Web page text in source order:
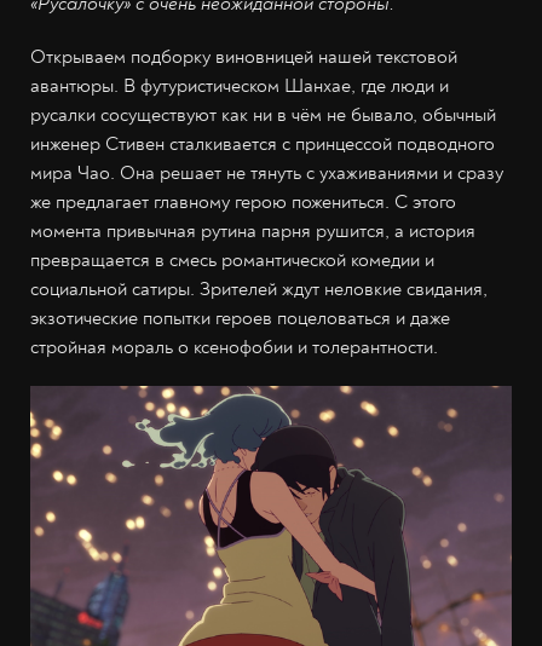
Открываем подборку виновницей нашей текстовой
авантюры. В футуристическом Шанхае, где люди и
русалки сосуществуют как ни в чём не бывало, обычный
инженер Стивен сталкивается с принцессой подводного
мира Чао. Она решает не тянуть с ухаживаниями и сразу
же предлагает главному герою пожениться. С этого
момента привычная рутина парня рушится, а история
превращается в смесь романтической комедии и
социальной сатиры. Зрителей ждут неловкие свидания,
экзотические попытки героев поцеловаться и даже
стройная мораль о ксенофобии и толерантности.